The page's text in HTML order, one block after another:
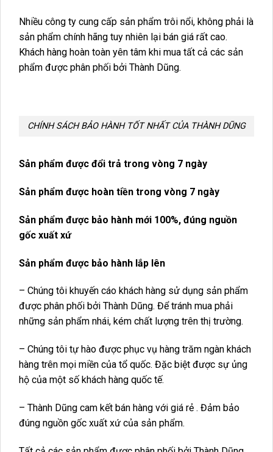
Nhiều công ty cung cấp sản phẩm trôi nổi, không phải là
sản phẩm chính hãng tuy nhiên lại bán giá rất cao.
Khách hàng hoàn toàn yên tâm khi mua tất cả các sản
phẩm được phân phối bởi Thành Dũng.
CHÍNH SÁCH BẢO HÀNH TỐT NHẤT CỦA THÀNH DŨNG
Sản phẩm được đổi trả trong vòng 7 ngày
Sản phẩm được hoàn tiền trong vòng 7 ngày
Sản phẩm được bảo hành mới 100%, đúng nguồn
gốc xuất xứ
Sản phẩm được bảo hành lắp lên
– Chúng tôi khuyến cáo khách hàng sử dụng sản phẩm
được phân phối bởi Thành Dũng. Để tránh mua phải
những sản phẩm nhái, kém chất lượng trên thị trường.
– Chúng tôi tự hào được phục vụ hàng trăm ngàn khách
hàng trên mọi miền của tổ quốc. Đặc biệt được sự ủng
hộ của một số khách hàng quốc tế.
– Thành Dũng cam kết bán hàng với giá rẻ . Đảm bảo
đúng nguồn gốc xuất xứ của sản phẩm.